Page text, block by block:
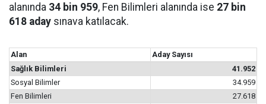
alanında 34 bin 959, Fen Bilimleri alanında ise 27 bin
618 aday sınava katılacak.
Alan
Aday Sayısı
Sağlık Bilimleri
41.952
Sosyal Bilimler
34.959
Fen Bilimleri
27.618